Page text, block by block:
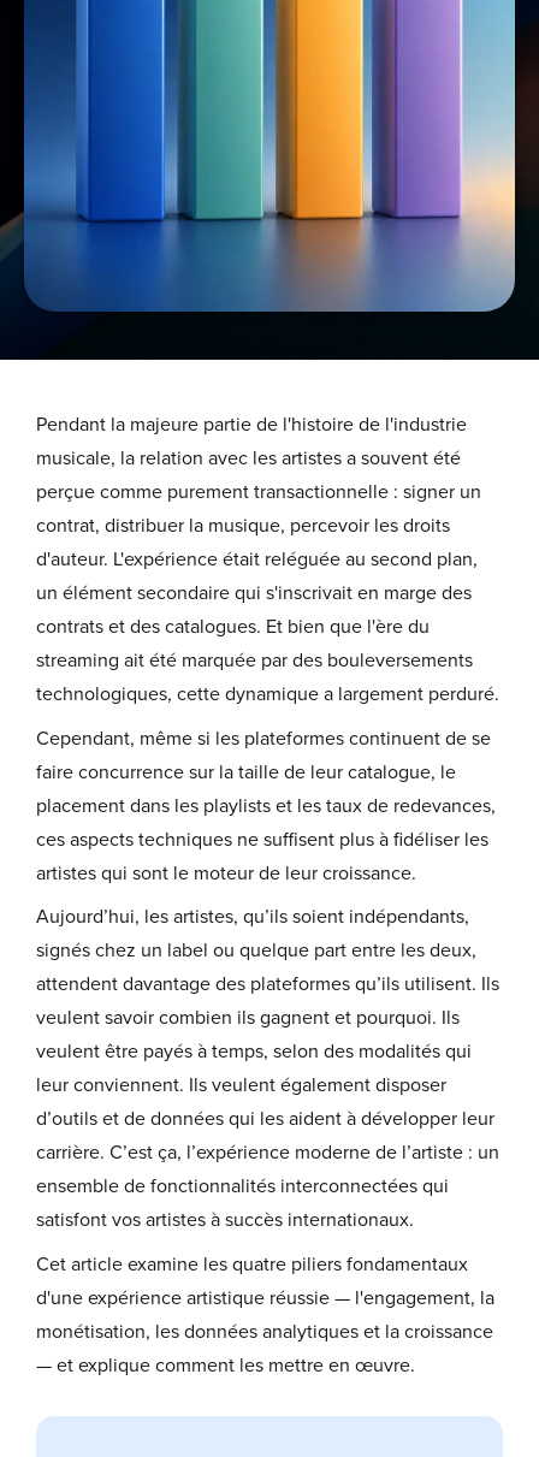
Pendant la majeure partie de l'histoire de l'industrie
musicale, la relation avec les artistes a souvent été
perçue comme purement transactionnelle : signer un
contrat, distribuer la musique, percevoir les droits
d'auteur. L'expérience était reléguée au second plan,
un élément secondaire qui s'inscrivait en marge des
contrats et des catalogues. Et bien que l'ère du
streaming ait été marquée par des bouleversements
technologiques, cette dynamique a largement perduré.
Cependant, même si les plateformes continuent de se
faire concurrence sur la taille de leur catalogue, le
placement dans les playlists et les taux de redevances,
ces aspects techniques ne suffisent plus à fidéliser les
artistes qui sont le moteur de leur croissance.
Aujourd’hui, les artistes, qu’ils soient indépendants,
signés chez un label ou quelque part entre les deux,
attendent davantage des plateformes qu’ils utilisent. Ils
veulent savoir combien ils gagnent et pourquoi. Ils
veulent être payés à temps, selon des modalités qui
leur conviennent. Ils veulent également disposer
d’outils et de données qui les aident à développer leur
carrière. C’est ça, l’expérience moderne de l’artiste : un
ensemble de fonctionnalités interconnectées qui
satisfont vos artistes à succès internationaux.
Cet article examine les quatre piliers fondamentaux
d'une expérience artistique réussie — l'engagement, la
monétisation, les données analytiques et la croissance
— et explique comment les mettre en œuvre.